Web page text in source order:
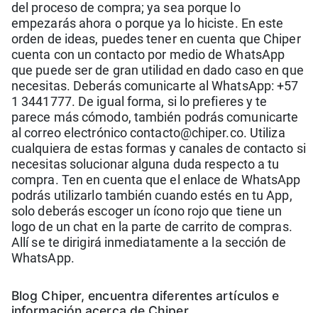
del proceso de compra; ya sea porque lo
empezarás ahora o porque ya lo hiciste. En este
orden de ideas, puedes tener en cuenta que Chiper
cuenta con un contacto por medio de WhatsApp
que puede ser de gran utilidad en dado caso en que
necesitas. Deberás comunicarte al WhatsApp: +57
1 3441777. De igual forma, si lo prefieres y te
parece más cómodo, también podrás comunicarte
al correo electrónico contacto@chiper.co. Utiliza
cualquiera de estas formas y canales de contacto si
necesitas solucionar alguna duda respecto a tu
compra. Ten en cuenta que el enlace de WhatsApp
podrás utilizarlo también cuando estés en tu App,
solo deberás escoger un ícono rojo que tiene un
logo de un chat en la parte de carrito de compras.
Allí se te dirigirá inmediatamente a la sección de
WhatsApp.
Blog Chiper, encuentra diferentes artículos e